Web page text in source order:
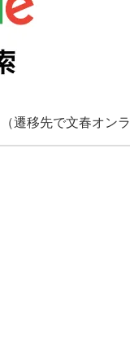
（遷移先で文春オンラ